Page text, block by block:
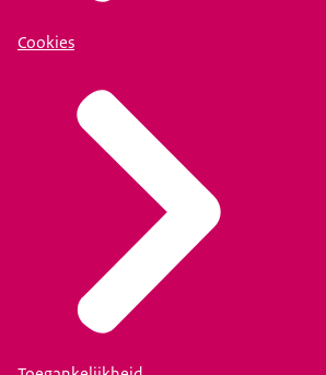
Cookies